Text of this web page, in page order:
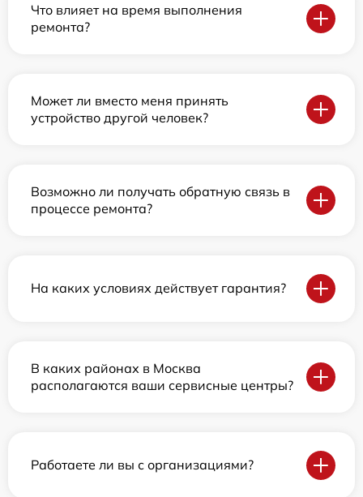
Что влияет на время выполнения
ремонта?
Может ли вместо меня принять
устройство другой человек?
Возможно ли получать обратную связь в
процессе ремонта?
На каких условиях действует гарантия?
В каких районах в Москва
располагаются ваши сервисные центры?
Работаете ли вы с организациями?